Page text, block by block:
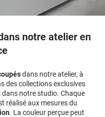
notre atelier en
dans notre atelier, à
des collections exclusives
dans notre studio. Chaque
réalisé aux mesures du
. La couleur perçue peut